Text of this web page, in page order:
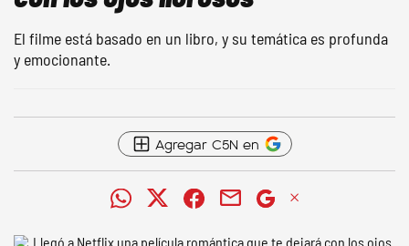
El filme está basado en un libro, y su temática es profunda
y emocionante.
Agregar C5N en